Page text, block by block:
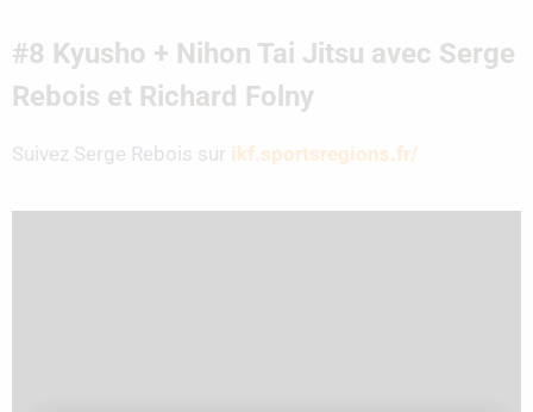
#8 Kyusho + Nihon Tai Jitsu avec Serge
Rebois et Richard Folny
Suivez Serge Rebois sur ikf.sportsregions.fr/